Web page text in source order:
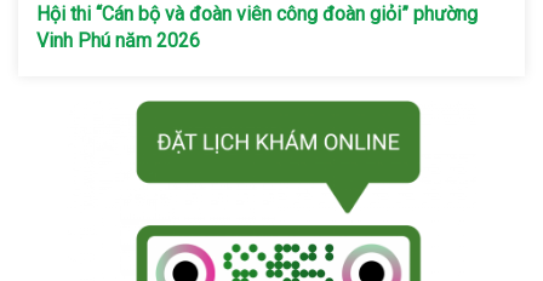
Hội thi “Cán bộ và đoàn viên công đoàn giỏi” phường
Vinh Phú năm 2026